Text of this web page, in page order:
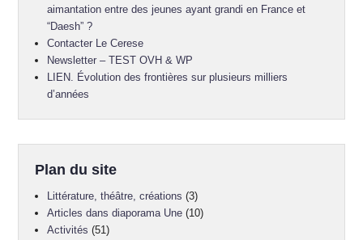
aimantation entre des jeunes ayant grandi en France et
“Daesh” ?
Contacter Le Cerese
Newsletter – TEST OVH & WP
LIEN. Évolution des frontières sur plusieurs milliers
d’années
Plan du site
Littérature, théâtre, créations (3)
Articles dans diaporama Une (10)
Activités (51)